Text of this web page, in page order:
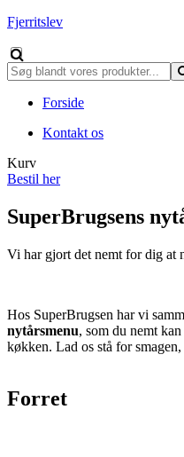
Fjerritslev
Forside
Kontakt os
Kurv
Bestil her
SuperBrugsens
Vi har gjort det nemt for dig at
Hos SuperBrugsen har vi
nytårsmenu, som du nemt
køkken. Lad os stå for
Forret